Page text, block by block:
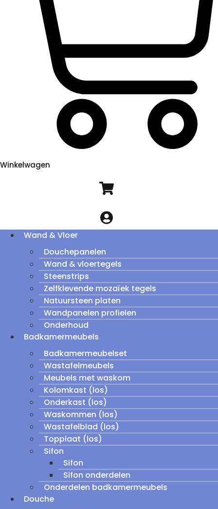
Winkelwagen
Wand & Vloer
Douchepanelen
Wand & vloertegels
Steenstrips
Zelfklevende mozaïek tegels
Natuursteen platen
Wandpanelen profielen
Onderhoud
Badkamermeubels
Badkamermeubelset
Wastafelmeubels
Meubels met waskom
Kolomkast (los)
Onderkast (los)
Waskommen (los)
Wastafelblad (los)
Topplaat (los)
Sifon
Sifon
Sifon onderdelen
Onderdelen badkamermeubels
Douche